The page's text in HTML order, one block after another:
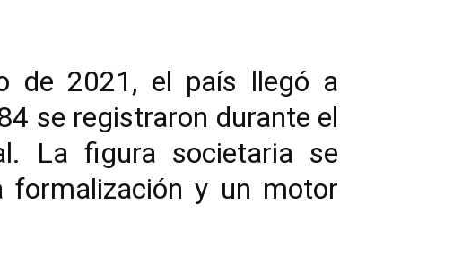
de 2021, el país llegó a
se registraron durante el
La figura societaria se
formalización y un motor